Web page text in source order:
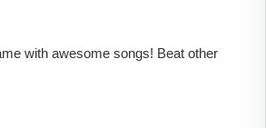
with awesome songs! Beat other